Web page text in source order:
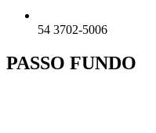
54 3702-5006
PASSO FUNDO